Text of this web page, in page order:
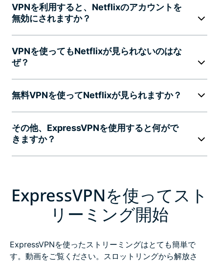
VPNを利用すると、Netflixのアカウントを
無効にされますか？
VPNを使ってもNetflixが見られないのはな
ぜ？
無料VPNを使ってNetflixが見られますか？
その他、ExpressVPNを使用すると何がで
きますか？
ExpressVPNを使ってスト
リーミング開始
ExpressVPNを使ったストリーミングはとても簡単で
す。動画をご覧ください。スロットリングから解放さ